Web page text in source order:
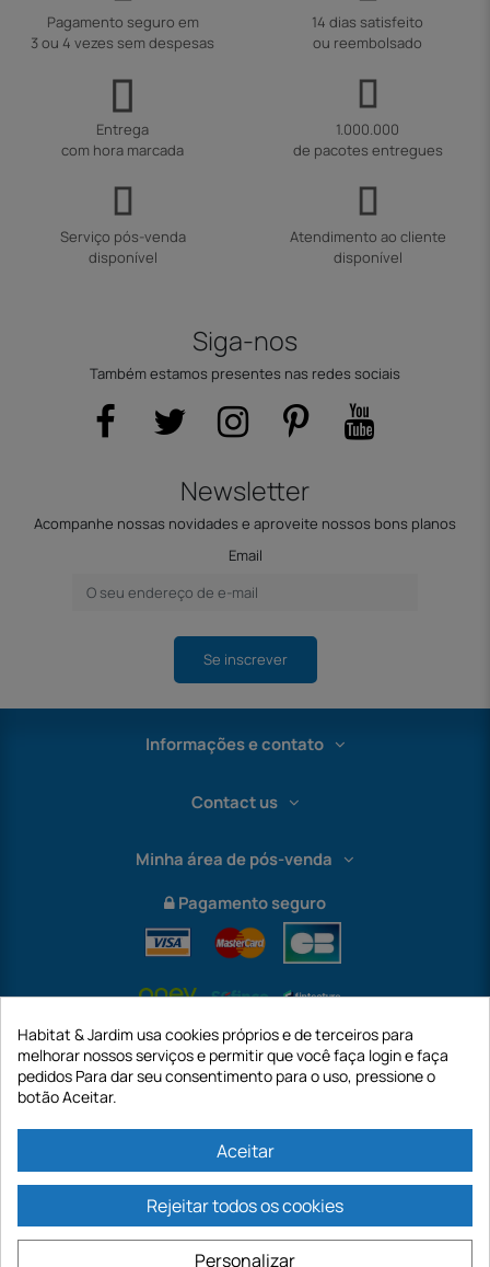
Pagamento seguro em
3 ou 4 vezes sem despesas
14 dias satisfeito
ou reembolsado
Entrega
com hora marcada
1.000.000
de pacotes entregues
Serviço pós-venda
disponível
Atendimento ao cliente
disponível
Siga-nos
Também estamos presentes nas redes sociais
Newsletter
Acompanhe nossas novidades e aproveite nossos bons planos
Email
Se inscrever
Informações e contato
Contact us
Minha área de pós-venda
Pagamento seguro
https://www.habitatejardim.pt é um site da empresa GECODIS SA com um
capital de 187.203,29€, 32 Rue de Paradis - PARIS 75010 (FRANÇA). A
GECODIS.SA criada em 11/04/1998 é uma subsidiária da ODAYA ​​​​​​HOLDING com
Habitat & Jardim usa cookies próprios e de terceiros para
melhorar nossos serviços e permitir que você faça login e faça
pedidos Para dar seu consentimento para o uso, pressione o
botão Aceitar.
Aceitar
Rejeitar todos os cookies
Personalizar